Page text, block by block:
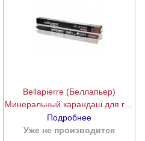
Bellapierre (Беллапьер)
Минеральный карандаш для губ
(New Lip Gel Pencils), 1,8 г.
подробнее
Подробнее
Уже не производится